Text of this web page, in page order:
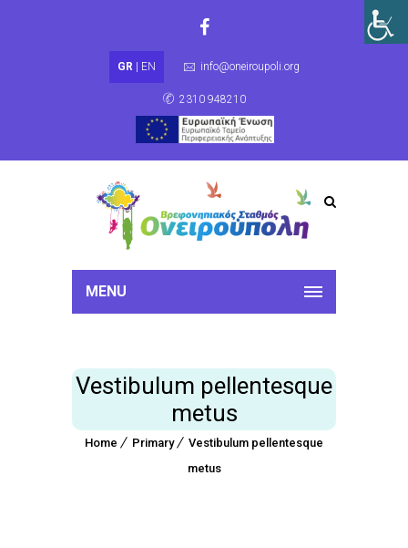
GR EN info@oneiroupoli.org
2310 948210
MENU
Vestibulum pellentesque
metus
Home Primary
Vestibulum pellentesque
metus